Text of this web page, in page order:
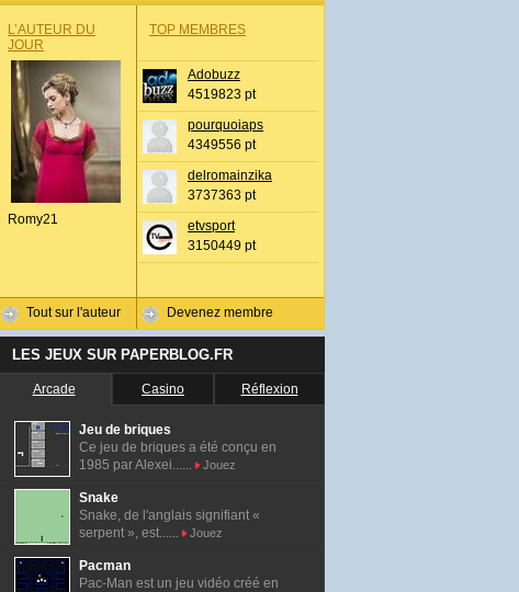
L’AUTEUR DU
JOUR
Romy21
Tout sur l'auteur
TOP MEMBRES
Adobuzz
4519823 pt
pourquoiaps
4349556 pt
delromainzika
3737363 pt
etvsport
3150449 pt
Devenez membre
LES JEUX SUR PAPERBLOG.FR
Arcade Casino Réflexion
Jeu de briques
Ce jeu de briques a été conçu en
1985 par Alexei......
Jouez
Snake
Snake, de l'anglais signifiant «
serpent », est......
Jouez
Pacman
Pac-Man est un jeu vidéo créé en